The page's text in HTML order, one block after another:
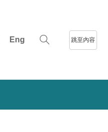
Eng 跳至內容